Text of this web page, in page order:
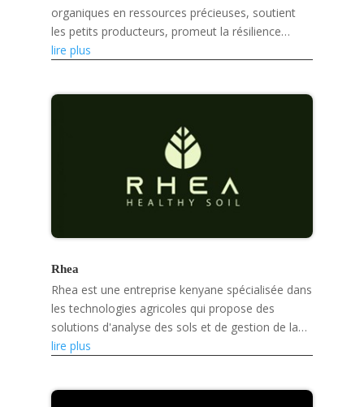
organiques en ressources précieuses, soutient
les petits producteurs, promeut la résilience
climatique et développe des produits écologiques
lire plus
Rhea
Rhea est une entreprise kenyane spécialisée dans
les technologies agricoles qui propose des
solutions d'analyse des sols et de gestion de la
santé des sols basées sur l'intelligence
lire plus